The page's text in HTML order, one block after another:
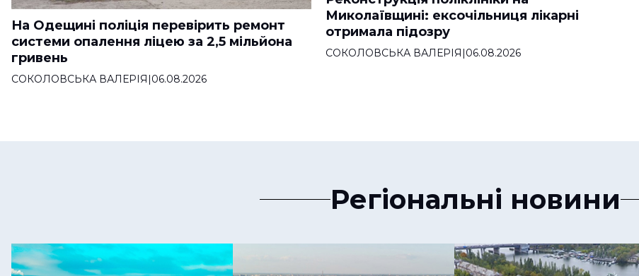
На Одещині поліція перевірить ремонт
системи опалення ліцею за 2,5 мільйона
гривень
СОКОЛОВСЬКА ВАЛЕРІЯ|06.08.2026
Миколаївщині: ексочільниця лікарні
отримала підозру
СОКОЛОВСЬКА ВАЛЕРІЯ|06.08.2026
Регіональні новини